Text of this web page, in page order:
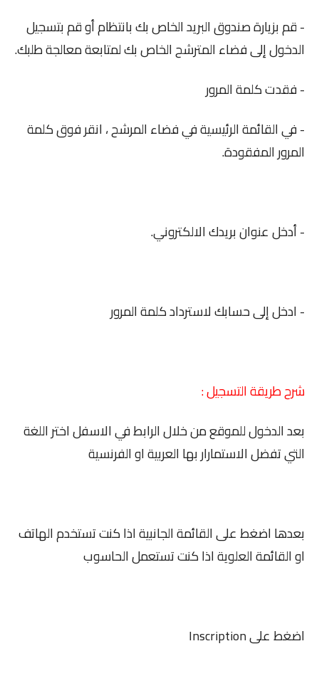
- قم بزيارة صندوق البريد الخاص بك بانتظام أو قم بتسجيل
الدخول إلى فضاء المترشح الخاص بك لمتابعة معالجة طلبك.
- فقدت كلمة المرور
- في القائمة الرئيسية في فضاء المرشح ، انقر فوق كلمة
المرور المفقودة.
- أدخل عنوان بريدك الالكتروني.
- ادخل إلى حسابك لاسترداد كلمة المرور
شرح طريقة التسجيل :
بعد الدخول للموقع من خلال الرابط في الاسفل اختر اللغة
التي تفضل الاستمارار بها العربية او الفرنسية
بعدها اضغط على القائمة الجانبية اذا كنت تستخدم الهاتف
او القائمة العلوية اذا كنت تستعمل الحاسوب
اضغط على Inscription